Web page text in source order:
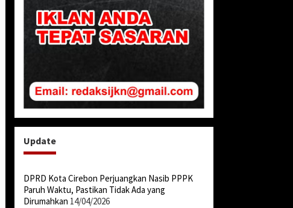
Update
DPRD Kota Cirebon Perjuangkan Nasib PPPK
Paruh Waktu, Pastikan Tidak Ada yang
Dirumahkan 14/04/2026